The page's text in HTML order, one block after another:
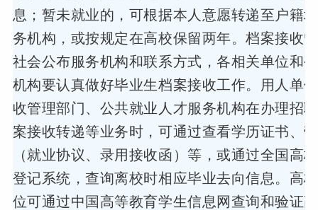
息；暂未就业的，可根据本人意愿转递至户籍
务机构，或按规定在高校保留两年。档案接收
社会公布服务机构和联系方式，各相关单位和
机构要认真做好毕业生档案接收工作。用人单
收管理部门、公共就业人才服务机构在办理招
案接收转递等业务时，可通过查看学历证书、
（就业协议、录用接收函）等，或通过全国高
登记系统，查询离校时相应毕业去向信息。高
位可通过中国高等教育学生信息网查询和验证